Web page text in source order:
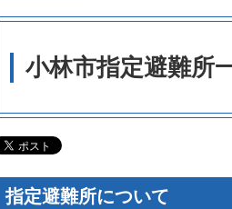
小林市指定避難所
指定避難所について